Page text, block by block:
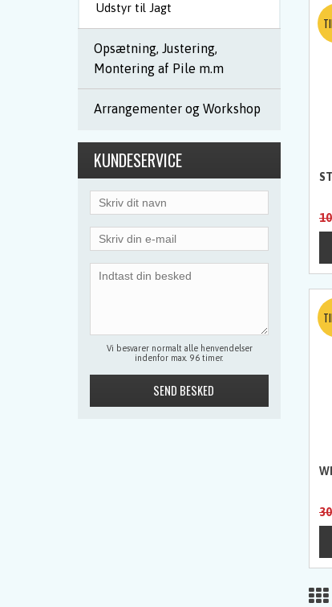
Udstyr til Jagt
Opsætning, Justering,
Montering af Pile m.m
Arrangementer og Workshop
KUNDESERVICE
Vi besvarer normalt alle henvendelser
indenfor max. 96 timer.